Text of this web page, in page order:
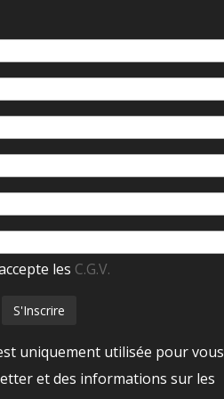
les C.G.V.
uniquement utilisée pour vous
et des informations sur les